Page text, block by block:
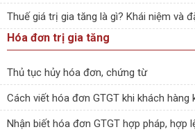
Thuế giá trị gia tăng là gì? Khái niệm và
Hóa đơn trị gia tăng
Thủ tục hủy hóa đơn, chứng từ
Cách viết hóa đơn GTGT khi khách hàng
Nhận biết hóa đơn GTGT hợp pháp, hợp